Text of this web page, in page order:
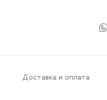
Доставка и оплата